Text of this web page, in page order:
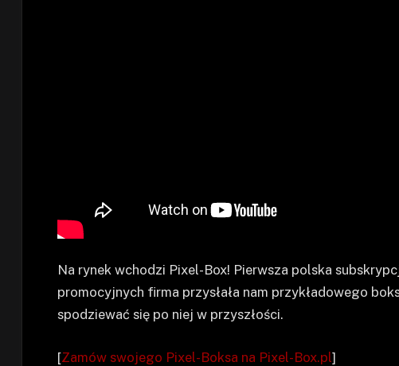
Na rynek wchodzi Pixel-Box! Pierwsza polska
promocyjnych firma przysłała nam przykładowego
spodziewać się po niej w przyszłości.
[Zamów swojego Pixel-Boksa na Pixel-Box.pl]